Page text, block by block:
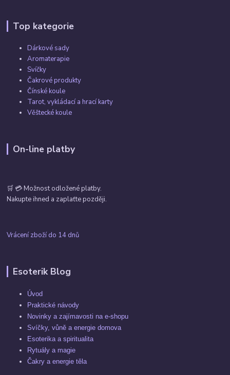
Top kategorie
Dárkové sady
Aromaterapie
Svíčky
Čakrové produkty
Čínské koule
Tarot, vykládací a hrací karty
Věštecké koule
On-line platby
🛒 💳 Možnost odložené platby.
Nakupte ihned a zaplaťte později.
Vrácení zboží do 14 dnů
Esoterik Blog
Úvod
Praktické návody
Novinky a zajímavosti na e-shopu
Svíčky, vůně a energie domova
Esoterika a spiritualita
Rytuály a magie
Čakry a energie těla